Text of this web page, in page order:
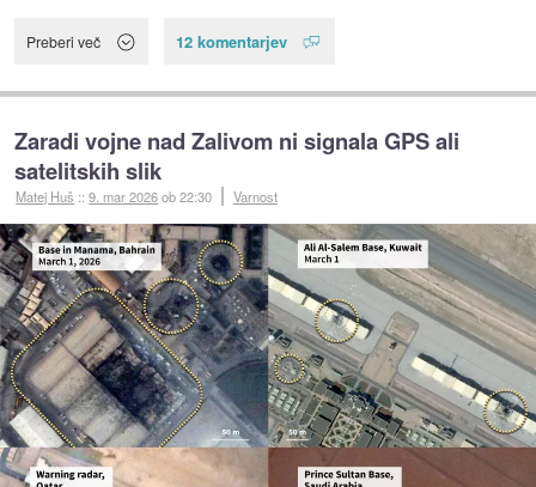
Preberi več 12 komentarjev
Zaradi vojne nad Zalivom ni signala GPS ali
satelitskih slik
Matej Huš ::9. mar 2026ob 22:30 Varnost